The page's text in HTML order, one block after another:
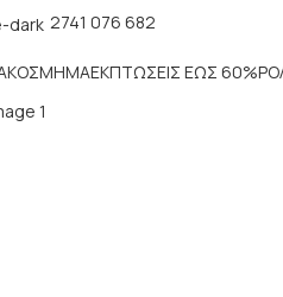
2741 076 682
ΚΌΣΜΗΜΑΕΚΠΤΏΣΕΙΣ ΈΩΣ 60%